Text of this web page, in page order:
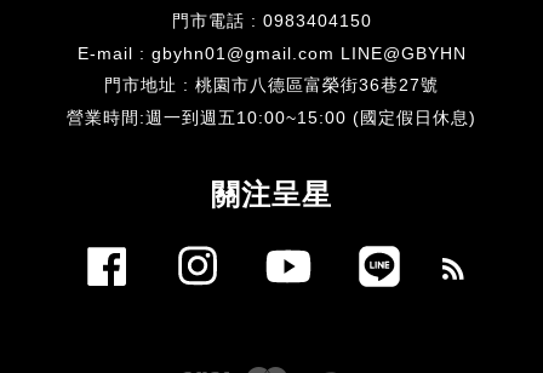
門市電話 : 0983404150
E-mail : gbyhn01@gmail.com LINE@GBYHN
門市地址 : 桃園市八德區富榮街36巷27號
​營業時間:週一到週五10:00~15:00 (國定假日休息)
關注呈星
Facebook Instagram YouTube